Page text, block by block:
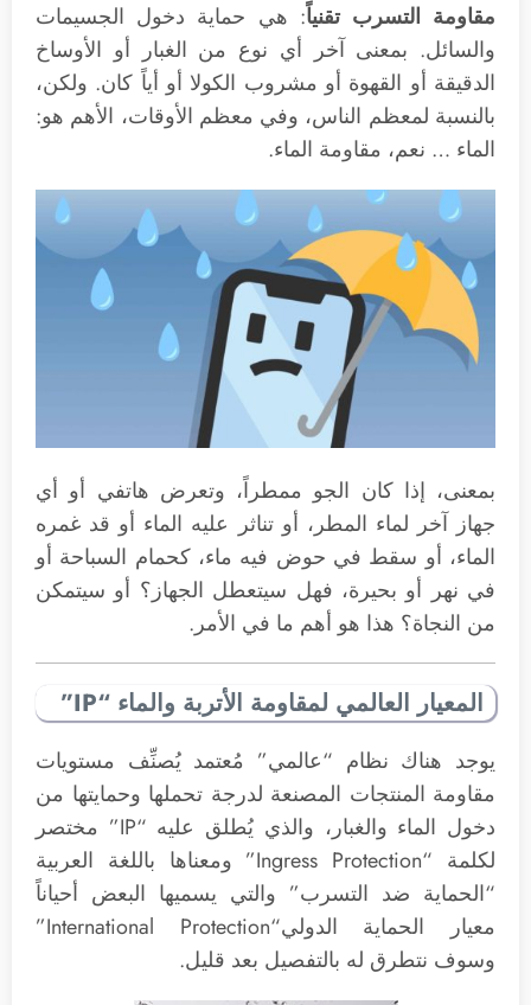
مقاومة التسرب تقنياً: هي حماية دخول الجسيمات
والسائل. بمعنى آخر أي نوع من الغبار أو الأوساخ
الدقيقة أو القهوة أو مشروب الكولا أو أياً كان. ولكن،
بالنسبة لمعظم الناس، وفي معظم الأوقات، الأهم هو:
الماء … نعم، مقاومة الماء.
بمعنى، إذا كان الجو ممطراً، وتعرض هاتفي أو أي
جهاز آخر لماء المطر، أو تناثر عليه الماء أو قد غمره
الماء، أو سقط في حوض فيه ماء، كحمام السباحة أو
في نهر أو بحيرة، فهل سيتعطل الجهاز؟ أو سيتمكن
من النجاة؟ هذا هو أهم ما في الأمر.
المعيار العالمي لمقاومة الأتربة والماء “IP”
يوجد هناك نظام “عالمي” مُعتمد يُصنِّف مستويات
مقاومة المنتجات المصنعة لدرجة تحملها وحمايتها من
دخول الماء والغبار، والذي يُطلق عليه “IP” مختصر
لكلمة “Ingress Protection” ومعناها باللغة العربية
“الحماية ضد التسرب” والتي يسميها البعض أحياناً
معيار الحماية الدولي“International Protection”
وسوف نتطرق له بالتفصيل بعد قليل.